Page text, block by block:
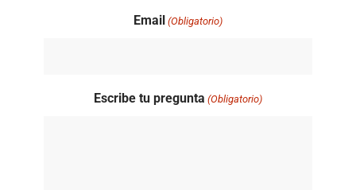
Email (Obligatorio)
Escribe tu pregunta (Obligatorio)